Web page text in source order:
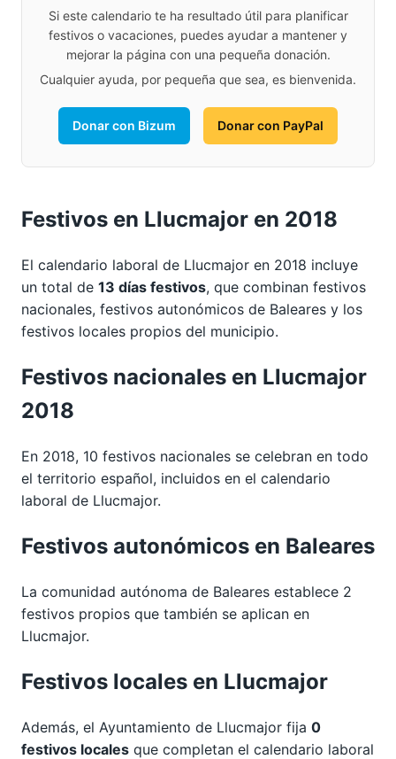
Si este calendario te ha resultado útil para planificar
festivos o vacaciones, puedes ayudar a mantener y
mejorar la página con una pequeña donación.
Cualquier ayuda, por pequeña que sea, es bienvenida.
Donar con Bizum Donar con PayPal
Festivos en Llucmajor en 2018
El calendario laboral de Llucmajor en 2018 incluye
un total de 13 días festivos, que combinan festivos
nacionales, festivos autonómicos de Baleares y los
festivos locales propios del municipio.
Festivos nacionales en Llucmajor
2018
En 2018, 10 festivos nacionales se celebran en todo
el territorio español, incluidos en el calendario
laboral de Llucmajor.
Festivos autonómicos en Baleares
La comunidad autónoma de Baleares establece 2
festivos propios que también se aplican en
Llucmajor.
Festivos locales en Llucmajor
Además, el Ayuntamiento de Llucmajor fija 0
festivos locales que completan el calendario laboral